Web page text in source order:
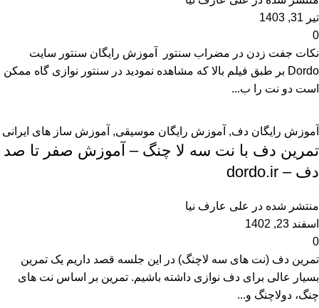
تیر 31, 1403
0
نکات جفت زدن در مضراب سنتور آموزش رایگان سنتور سایت
Dordo بر طبق فیلم بالا که مشاهده نمودید در سنتور نوازی گاه ممکن
است دو نت را ب...
آموزش رایگان دف, آموزش رایگان موسیقی, آموزش ساز های ایرانی
تمرین دف با نت سه لا چنگ – آموزش صفر تا صد
دف – dordo.ir
منتشر شده در
علی عارف نیا
اسفند 23, 1402
0
تمرین دف (نت های سه لاچنگ) در این جلسه قصد داریم یک تمرین
بسیار عالی برای دف نوازی داشته باشیم. تمرین بر اساس نت های
چنگ، دولاچنگ و...